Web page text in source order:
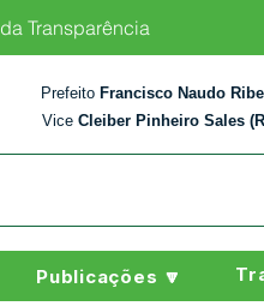
Transparência
Prefeito Francisco Naudo
Vice Cleiber Pinheiro Sales
Publicações 🔽